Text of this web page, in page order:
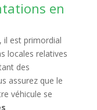
en
il est primordial
locales relatives
des
assurez que le
véhicule se